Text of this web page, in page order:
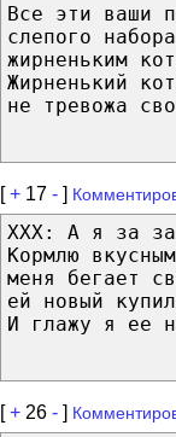
Все эти ваши
слепого
жирненьким
Жирненький
не тревожа
[+ 17 - ]
ХХХ: А я за за
Кормлю
меня бегает
ей новый
И глажу я ее
[+ 26 - ]